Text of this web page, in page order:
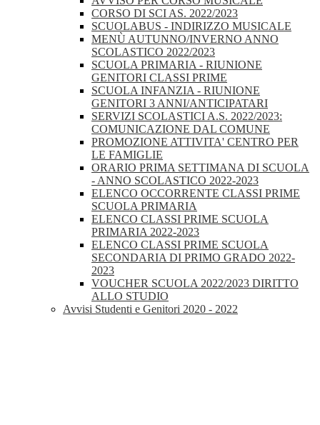
CORSO DI SCI AS. 2022/2023
SCUOLABUS - INDIRIZZO MUSICALE
MENÙ AUTUNNO/INVERNO ANNO
SCOLASTICO 2022/2023
SCUOLA PRIMARIA - RIUNIONE
GENITORI CLASSI PRIME
SCUOLA INFANZIA - RIUNIONE
GENITORI 3 ANNI/ANTICIPATARI
SERVIZI SCOLASTICI A.S. 2022/2023:
COMUNICAZIONE DAL COMUNE
PROMOZIONE ATTIVITA' CENTRO PER
LE FAMIGLIE
ORARIO PRIMA SETTIMANA DI SCUOLA
- ANNO SCOLASTICO 2022-2023
ELENCO OCCORRENTE CLASSI PRIME
SCUOLA PRIMARIA
ELENCO CLASSI PRIME SCUOLA
PRIMARIA 2022-2023
ELENCO CLASSI PRIME SCUOLA
SECONDARIA DI PRIMO GRADO 2022-
2023
VOUCHER SCUOLA 2022/2023 DIRITTO
ALLO STUDIO
Avvisi Studenti e Genitori 2020 - 2022